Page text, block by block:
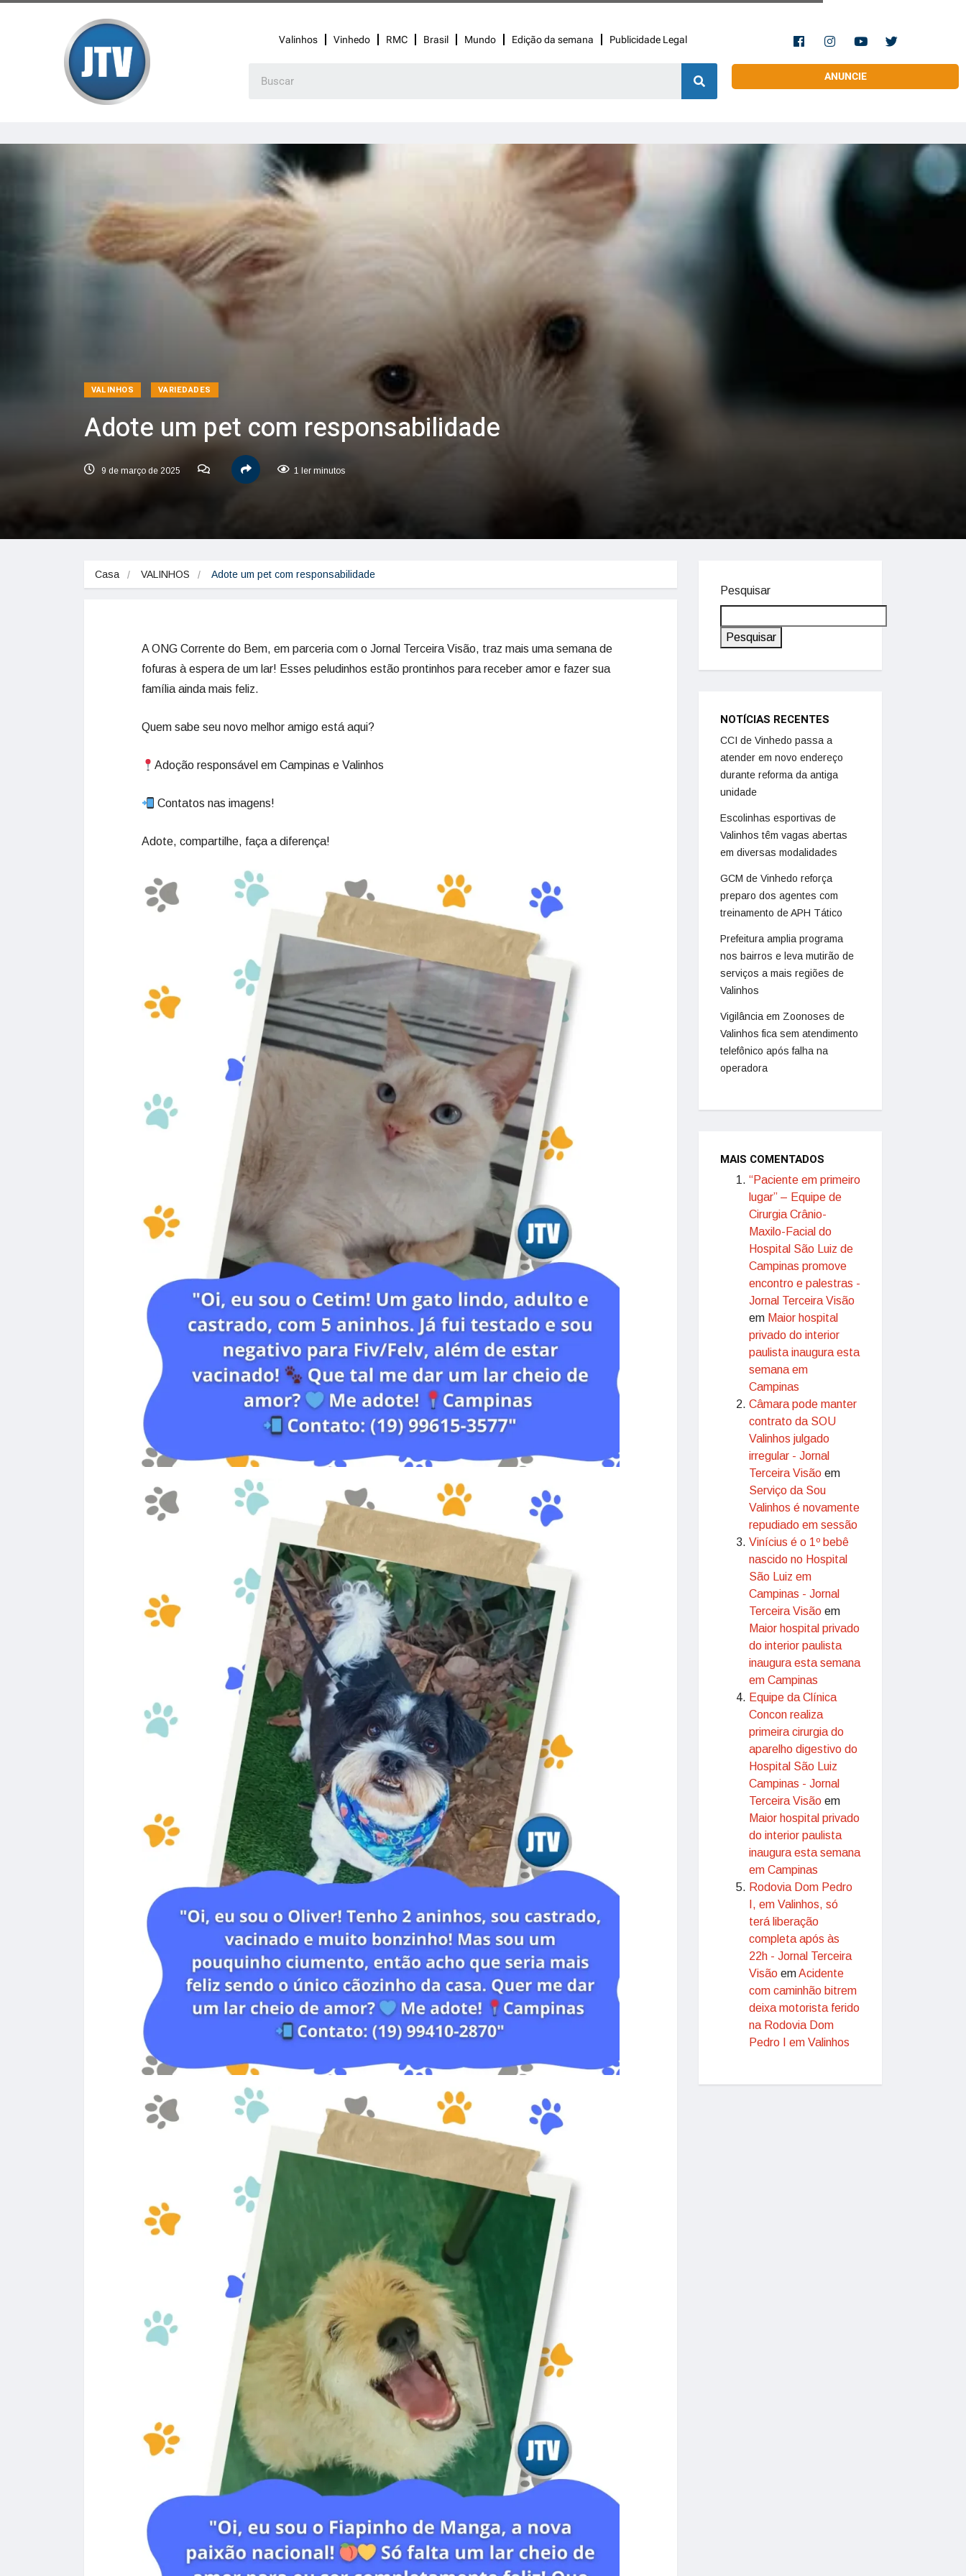
Valinhos Vinhedo RMC Brasil Mundo Edição da semana Publicidade Legal
ANUNCIE
VALINHOS VARIEDADES
Adote um pet com responsabilidade
9 de março de 2025 1 ler minutos
Casa VALINHOS Adote um pet com responsabilidade
A ONG Corrente do Bem, em parceria com o Jornal Terceira Visão, traz mais uma semana de
fofuras à espera de um lar! Esses peludinhos estão prontinhos para receber amor e fazer sua
família ainda mais feliz.
Quem sabe seu novo melhor amigo está aqui?
Adoção responsável em Campinas e Valinhos
Contatos nas imagens!
Adote, compartilhe, faça a diferença!
Pesquisar
Pesquisar
NOTÍCIAS RECENTES
CCI de Vinhedo passa a
atender em novo endereço
durante reforma da antiga
unidade
Escolinhas esportivas de
Valinhos têm vagas abertas
em diversas modalidades
GCM de Vinhedo reforça
preparo dos agentes com
treinamento de APH Tático
Prefeitura amplia programa
nos bairros e leva mutirão de
serviços a mais regiões de
Valinhos
Vigilância em Zoonoses de
Valinhos fica sem atendimento
telefônico após falha na
operadora
MAIS COMENTADOS
“Paciente em primeiro
lugar” – Equipe de
Cirurgia Crânio-
Maxilo-Facial do
Hospital São Luiz de
Campinas promove
encontro e palestras -
Jornal Terceira Visão
em Maior hospital
privado do interior
paulista inaugura esta
semana em
Campinas
Câmara pode manter
contrato da SOU
Valinhos julgado
irregular - Jornal
Terceira Visão em
Serviço da Sou
Valinhos é novamente
repudiado em sessão
Vinícius é o 1º bebê
nascido no Hospital
São Luiz em
Campinas - Jornal
Terceira Visão em
Maior hospital privado
do interior paulista
inaugura esta semana
em Campinas
Equipe da Clínica
Concon realiza
primeira cirurgia do
aparelho digestivo do
Hospital São Luiz
Campinas - Jornal
Terceira Visão em
Maior hospital privado
do interior paulista
inaugura esta semana
em Campinas
Rodovia Dom Pedro
I, em Valinhos, só
terá liberação
completa após às
22h - Jornal Terceira
Visão emAcidente
com caminhão bitrem
deixa motorista ferido
na Rodovia Dom
Pedro I em Valinhos